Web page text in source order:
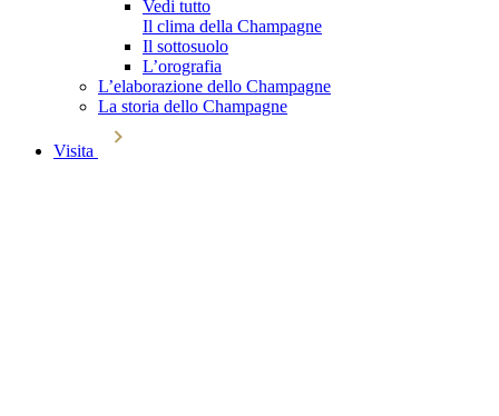
Vedi tutto
Il clima della Champagne
Il sottosuolo
L’orografia
L’elaborazione dello Champagne
La storia dello Champagne
Visita